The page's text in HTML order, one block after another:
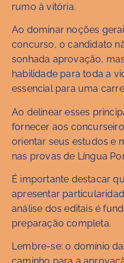
rumo à vitória.
Ao dominar noções
concurso, o candidato
sonhada aprovação,
habilidade para toda a
essencial para uma
Ao delinear esses
fornecer aos
orientar seus estudos e
nas provas de Língua
É importante destacar
apresentar
análise dos editais é
preparação completa.
Lembre-se: o domínio